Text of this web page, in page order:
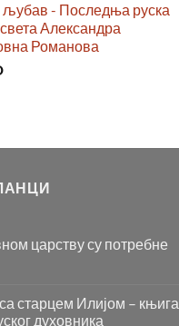
љубав - Последња руска
Александра
Романова
царству су потребне
старцем Илијом – књига
духовника